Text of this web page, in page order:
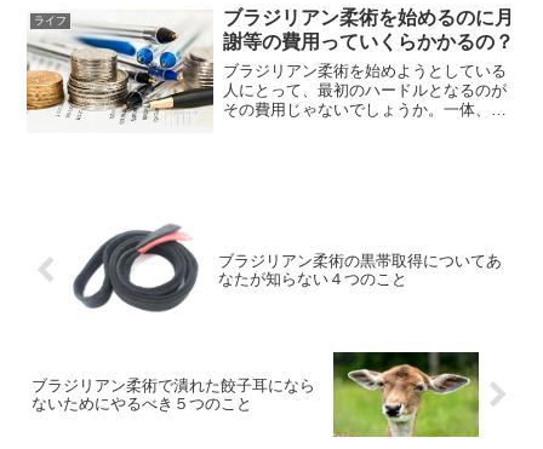
なはずです。そこで最大限餃子耳になら
ないためにできることを紹介...
ライフ
ブラジリアン柔術を始めるのに月
謝等の費用っていくらかかるの？
ブラジリアン柔術を始めようとしている
人にとって、最初のハードルとなるのが
その費用じゃないでしょうか。一体、い
ブラジリアン柔術の黒帯取得についてあ
なたが知らない４つのこと
ブラジリアン柔術で潰れた餃子耳になら
ないためにやるべき５つのこと